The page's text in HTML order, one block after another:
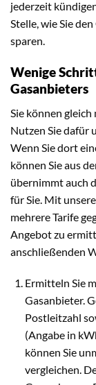
jederzeit
Stelle, wie Sie
sparen.
Wenige
Gasanbieters
Sie können
Nutzen Sie dafür
Wenn Sie dort
können Sie aus
übernimmt auch
für Sie. Mit
mehrere Tarife
Angebot zu
anschließenden
Ermitteln Sie
Gasanbieter.
Postleitzahl
(Angabe in
können Sie
vergleichen.